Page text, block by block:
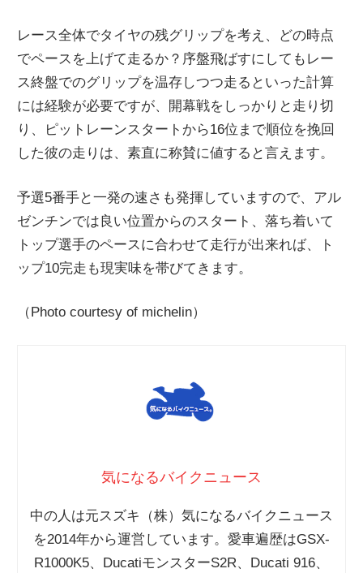
レース全体でタイヤの残グリップを考え、どの時点
でペースを上げて走るか？序盤飛ばすにしてもレー
ス終盤でのグリップを温存しつつ走るといった計算
には経験が必要ですが、開幕戦をしっかりと走り切
り、ピットレーンスタートから16位まで順位を挽回
した彼の走りは、素直に称賛に値すると言えます。
予選5番手と一発の速さも発揮していますので、アル
ゼンチンでは良い位置からのスタート、落ち着いて
トップ選手のペースに合わせて走行が出来れば、ト
ップ10完走も現実味を帯びてきます。
（Photo courtesy of michelin）
気になるバイクニュース
中の人は元スズキ（株）気になるバイクニュース
を2014年から運営しています。愛車遍歴はGSX-
R1000K5、DucatiモンスターS2R、Ducati 916、